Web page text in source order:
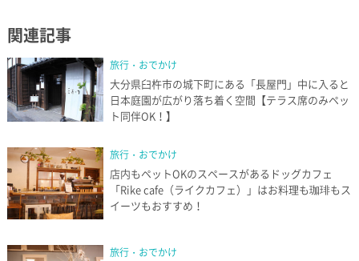
関連記事
旅行・おでかけ
大分県臼杵市の城下町にある「長屋門」中に入ると
日本庭園が広がり落ち着く空間【テラス席のみペッ
ト同伴OK！】
旅行・おでかけ
店内もペットOKのスペースがあるドッグカフェ
「Rike cafe（ライクカフェ）」はお料理も珈琲もス
イーツもおすすめ！
旅行・おでかけ